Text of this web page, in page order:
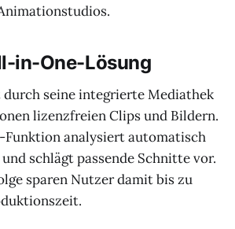
in-One-Lösung
durch seine integrierte Mediathek
lizenzfreien Clips und Bildern.
Funktion analysiert automatisch
schlägt passende Schnitte vor.
sparen Nutzer damit bis zu